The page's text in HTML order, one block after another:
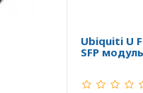
Ubiquiti U
SFP модуль